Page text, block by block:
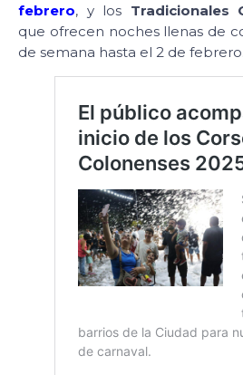
febrero, y los Tradicionales
que ofrecen noches llenas de
de semana hasta el 2 de febrero.